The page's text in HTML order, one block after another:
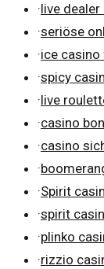
·live
·seriöse
·ice
·spicy
·live
·casino
·casino
·
·Spirit
·spirit
·plinko
·rizzio